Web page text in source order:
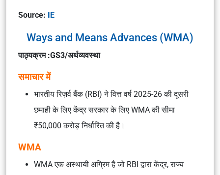
Source: IE
Ways and Means Advances (WMA)
पाठ्यक्रम :GS3/अर्थव्यवस्था
समाचार में
भारतीय रिज़र्व बैंक (RBI) ने वित्त वर्ष 2025-26 की दूसरी
छमाही के लिए केंद्र सरकार के लिए WMA की सीमा
₹50,000 करोड़ निर्धारित की है।
WMA
WMA एक अस्थायी अग्रिम है जो RBI द्वारा केंद्र, राज्य